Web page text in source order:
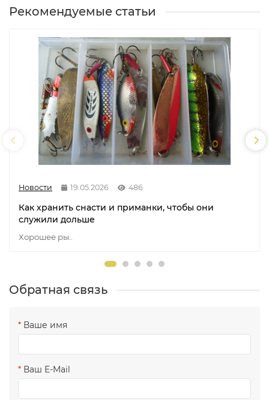
Рекомендуемые статьи
Новости 19.05.2026 486
Как хранить снасти и приманки, чтобы они
служили дольше
Хорошее ры..
Обратная связь
Ваше имя
Ваш E-Mail